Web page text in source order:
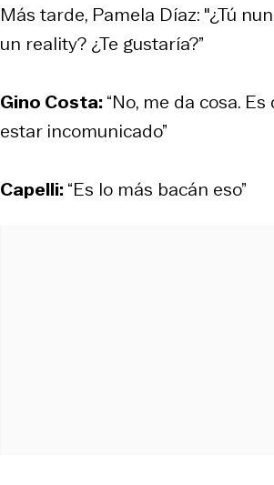
Más tarde, Pamela Díaz: "¿Tú
un reality? ¿Te gustaría?”
Gino Costa:“No, me da cosa.
estar incomunicado”
Capelli:“Es lo más bacán eso”